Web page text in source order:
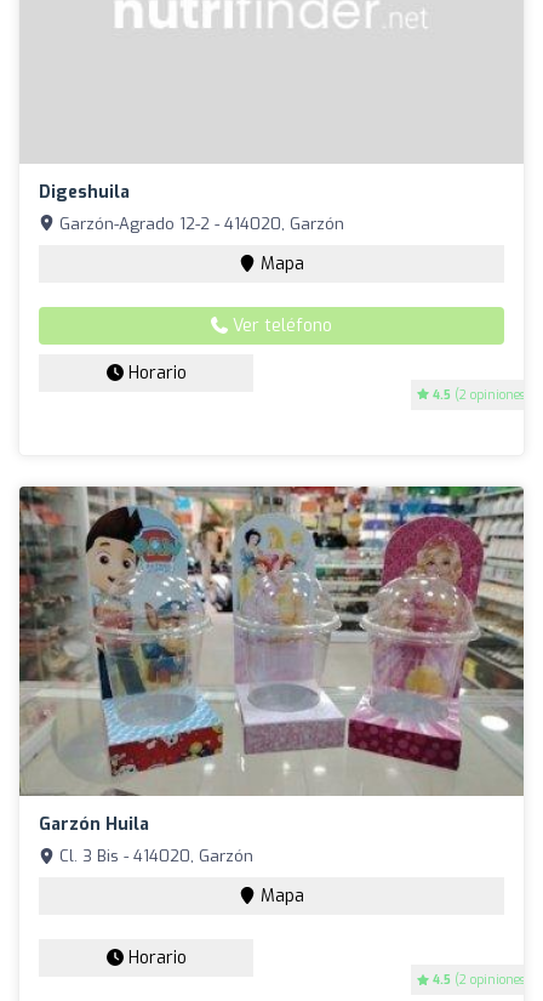
Digeshuila
4.5 (2 opiniones)
Garzón-Agrado 12-2 - 414020, Garzón
Mapa
Ver teléfono
Horario
Garzón Huila
4.5 (2 opiniones)
Cl. 3 Bis - 414020, Garzón
Mapa
Horario